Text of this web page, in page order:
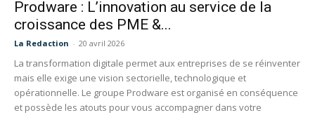
Prodware : L’innovation au service de la
croissance des PME &...
La Redaction - 20 avril 2026
La transformation digitale permet aux entreprises de se réinventer
mais elle exige une vision sectorielle, technologique et
opérationnelle. Le groupe Prodware est organisé en conséquence
et possède les atouts pour vous accompagner dans votre